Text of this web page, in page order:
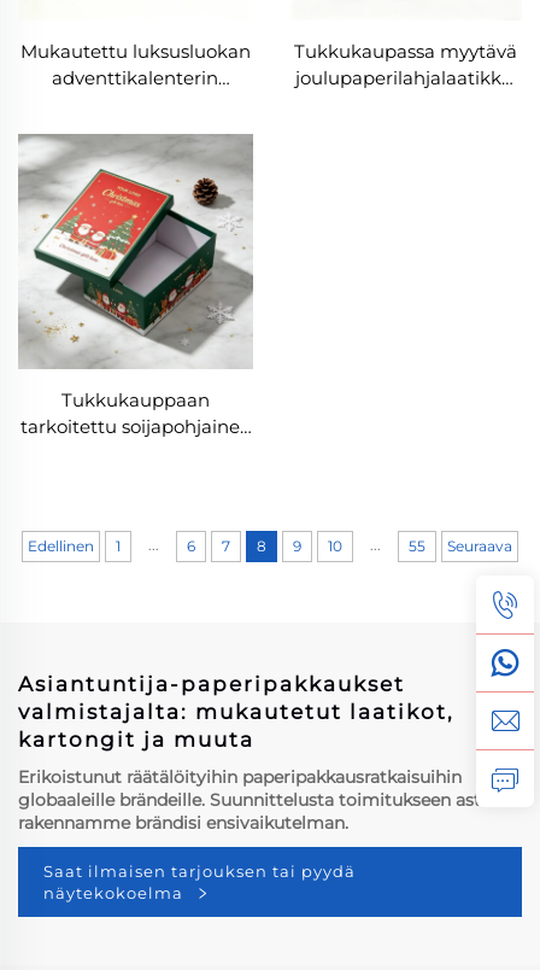
Mukautettu luksusluokan
adventtikalenterin
joulupakkaukset,
soijapohjainen muste,
iloinen jouluaatto -
lahjalaatikko
Tukkukaupassa myytävä
joulupaperilahjalaatikko,
Tukkukauppaan
tarkoitettu soijapohjainen
korkealaatuinen
mukautettu
Edellinen 1 ... 6 7 8 9 10 ... 55 Seuraava
Asiantuntija-paperipakkaukset
valmistajalta: mukautetut laatikot,
kartongit ja muuta
Erikoistunut räätälöityihin paperipakkausratkaisuihin
globaaleille brändeille. Suunnittelusta toimitukseen asti –
rakennamme brändisi ensivaikutelman.
Saat ilmaisen tarjouksen tai pyydä
näytekokoelma